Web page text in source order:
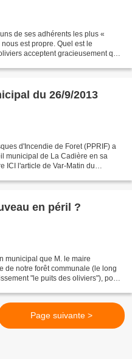
de ses adhérents les plus «
est propre. Quel est le
acceptent gracieusement que
du 26/9/2013
d'Incendie de Foret (PPRIF) a
municipal de La Cadière en sa
ICI l'article de Var-Matin du
en péril ?
municipal que M. le maire
de notre forêt communale (le long
"le puits des oliviers"), pour
Page suivante >